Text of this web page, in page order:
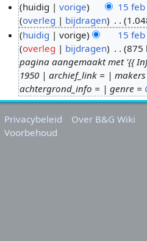
5
0
1
3
huidig vorige 15
overleg
bijdragen
G
e
e
n
b
e
huidig vorige 15
overleg
bijdragen 875
pagina aangemaakt met '{{
1950 | archief_link = |
achtergrond_info = | genre =
Privacybeleid
Over B&G Wiki
Voorbehoud